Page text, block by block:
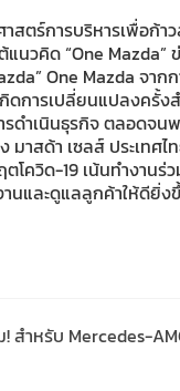
สตร์การบริหารเพื่อก้า
นวคิด “One
One Mazda จาก
ดการเปลี่ยนแปลงครั้
ดำเนินธุรกิจ ตลอดจน
าสด้า เซลส์ ประเทศ
โควิด-19 เน้นทำงาน
และดูแลลูกค้าให้ดียิ่ง
สำหรับ Mercedes-